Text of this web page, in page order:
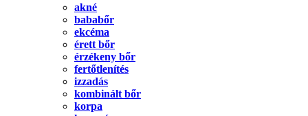
akné
bababőr
ekcéma
érett bőr
érzékeny bőr
fertőtlenítés
izzadás
kombinált bőr
korpa